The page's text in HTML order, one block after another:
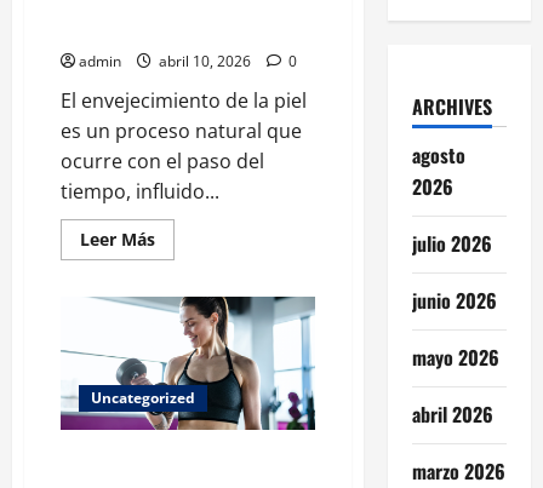
admin abril 10, 2026 0
El envejecimiento de la piel
es un proceso natural que
ocurre con el paso del
tiempo, influido...
Leer MásLeer
más
El
cuerpo
tras
volver
de
la
Luna:
los
Uncategorized
ARCHIVES
agosto
2026
julio 2026
junio 2026
mayo 2026
abril 2026
marzo 2026